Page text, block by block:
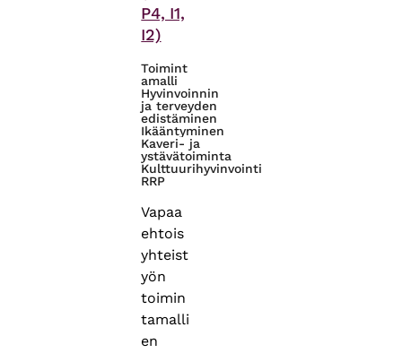
P4, I1,
I2)
Toimint
amalli
Hyvinvoinnin
ja terveyden
edistäminen
Ikääntyminen
Kaveri- ja
ystävätoiminta
Kulttuurihyvinvointi
RRP
Vapaa
ehtois
yhteist
yön
toimin
tamalli
en